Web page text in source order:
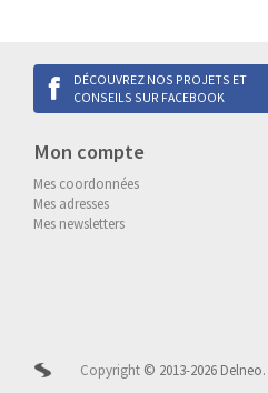
DÉCOUVREZ NOS PROJETS ET
CONSEILS SUR FACEBOOK
Mon compte
Mes coordonnées
Mes adresses
Mes newsletters
Copyright © 2013-2026 Delneo.